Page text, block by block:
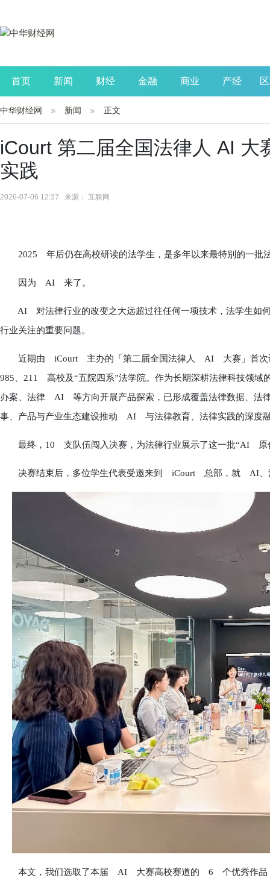
首页 新闻 财经 金融 商业 产经
公司 生活 读书
中华财经网 新闻 正文
iCourt 第二届全国法律人 AI 大
实践
2026-07-06 12:37 来源： 互联网
2025 年后仍在高校研读的法学生，是多年以来最特别的一批
因为 AI 来了。
AI 对法律行业的改变之大远超过往任何一项技术，法学生如
行业关注的重要问题。
近期由 iCourt 主办的「第二届全国法律人 AI 大赛」首次
985、211 高校及“五院四系”法学院。作为长期深耕法律科技领
办案、法律 AI 等方向开展产品探索，已形成覆盖法律数据、
事、产品与产业生态建设推动 AI 与法律教育、法律实践的深度
最终，10 支队伍闯入决赛，为法律行业展示了这一批“AI 原
决赛结束后，多位学生代表受邀来到 iCourt 总部，就 AI、法
本文，我们选取了本届 AI 大赛高校赛道的 6 个优秀作品